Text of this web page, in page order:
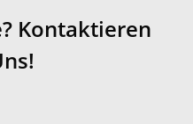
Kontaktieren